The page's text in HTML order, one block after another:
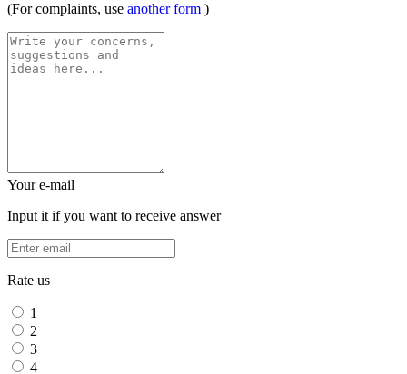
(For complaints, use another form )
Your e-mail
Input it if you want to receive answer
Rate us
1
2
3
4